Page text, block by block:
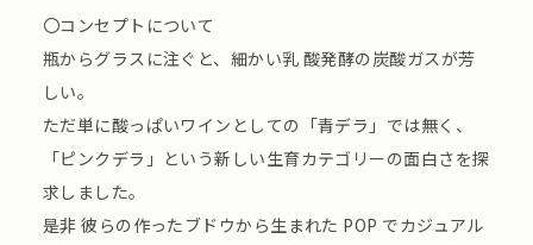
〇コンセプトについて
瓶からグラスに注ぐと、細かい乳 酸発酵の炭酸ガスが芳
しい。
ただ単に酸っぱいワインとしての「⻘デラ」では無く、
「ピンクデラ」という新しい生育カテゴリーの面白さを探
求しました。
是非 彼らの作ったブドウから生まれた POP でカジュアル